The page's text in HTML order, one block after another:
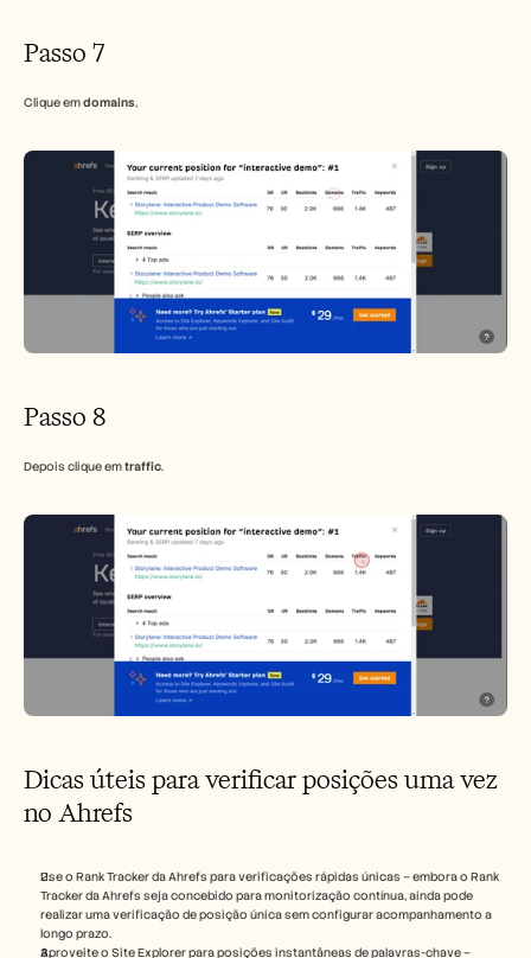
Passo 7
Clique em domains,
Passo 8
Depois clique em traffic.
Dicas úteis para verificar posições uma vez
no Ahrefs
Use o Rank Tracker da Ahrefs para verificações rápidas únicas – embora o Rank
Tracker da Ahrefs seja concebido para monitorização contínua, ainda pode
realizar uma verificação de posição única sem configurar acompanhamento a
longo prazo.
Aproveite o Site Explorer para posições instantâneas de palavras-chave –